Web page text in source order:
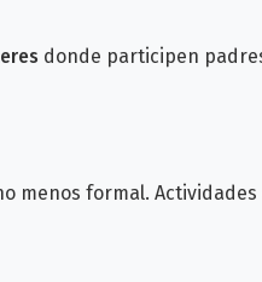
donde participen
menos formal. Actividades